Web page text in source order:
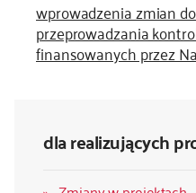
dla realizujących
wprowadzenia zmian
przeprowadzania
finansowanych przez